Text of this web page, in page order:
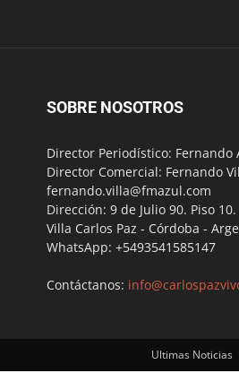
SOBRE NOSOTROS
Director Periodístico: Fernando
Director Comercial: Fernando
fernando.villa@fmazul.com
Dirección: 9 de Julio 90. Piso 10.
Villa Carlos Paz - Córdoba -
WhatsApp: +5493541585147
Contáctanos:
Ultimas Noticias